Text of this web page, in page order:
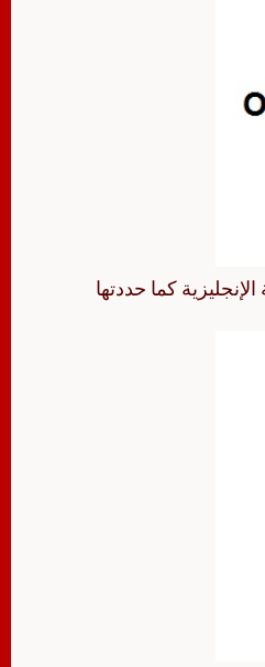
الإنجليزية كما حددتها